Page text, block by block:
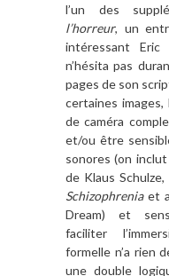
l’un des
l’horreur, un
intéressant
n’hésita pas
pages de son
certaines images,
de caméra
et/ou être
sonores (on inclut
de Klaus
Schizophreniaet
Dream) et
faciliter
formelle n’a rien
une double